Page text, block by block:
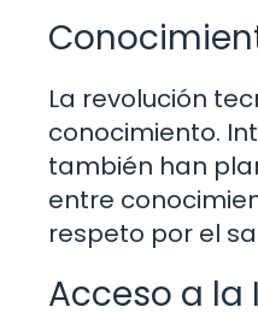
La revolución
conocimiento.
también han
entre
respeto por el
Acceso a